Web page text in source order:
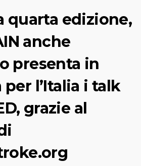
quarta edizione,
anche
presenta in
l’Italia i talk
grazie al